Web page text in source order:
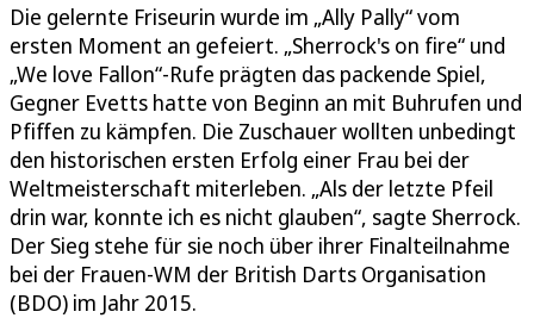
Die gelernte Friseurin wurde im „Ally Pally“ vom
ersten Moment an gefeiert. „Sherrock's on fire“ und
„We love Fallon“-Rufe prägten das packende Spiel,
Gegner Evetts hatte von Beginn an mit Buhrufen und
Pfiffen zu kämpfen. Die Zuschauer wollten unbedingt
den historischen ersten Erfolg einer Frau bei der
Weltmeisterschaft miterleben. „Als der letzte Pfeil
drin war, konnte ich es nicht glauben“, sagte Sherrock.
Der Sieg stehe für sie noch über ihrer Finalteilnahme
bei der Frauen-WM der British Darts Organisation
(BDO) im Jahr 2015.